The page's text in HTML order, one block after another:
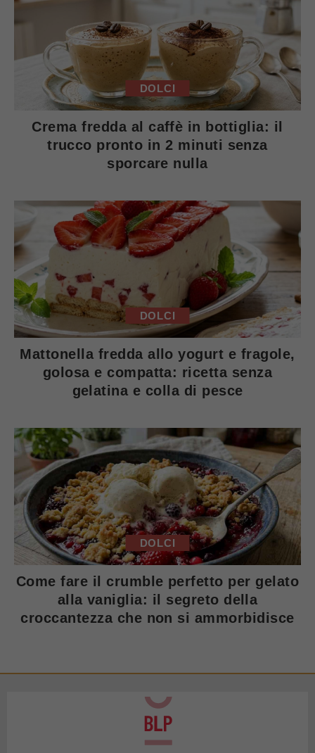
DOLCI
Crema fredda al caffè in bottiglia: il
trucco pronto in 2 minuti senza
sporcare nulla
DOLCI
Mattonella fredda allo yogurt e fragole,
golosa e compatta: ricetta senza
gelatina e colla di pesce
DOLCI
Come fare il crumble perfetto per gelato
alla vaniglia: il segreto della
croccantezza che non si ammorbidisce